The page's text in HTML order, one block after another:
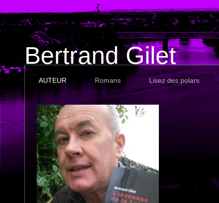
Bertrand Gilet
AUTEUR Romans Lisez des polars